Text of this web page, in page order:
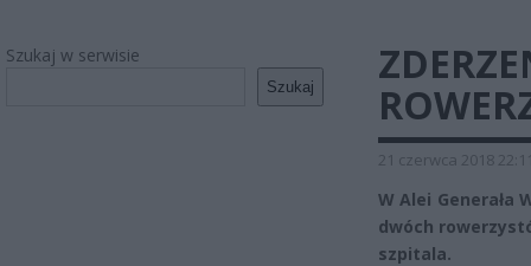
Szukaj w serwisie
Szukaj
21 czerwca 2018
W Alei Generała
dwóch
szpitala.